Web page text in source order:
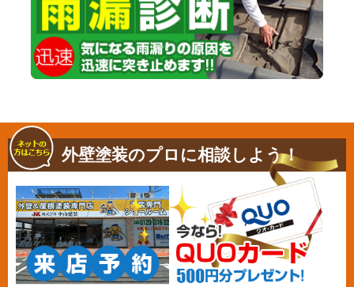
外壁塗装のプロに相談しよう！